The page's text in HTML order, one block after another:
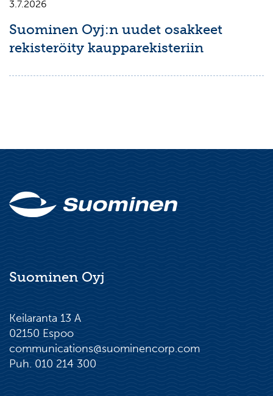
3.7.2026
Suominen Oyj:n uudet osakkeet
rekisteröity kaupparekisteriin
Suominen Oyj
Keilaranta 13 A
02150 Espoo
communications@suominencorp.com
Puh. 010 214 300